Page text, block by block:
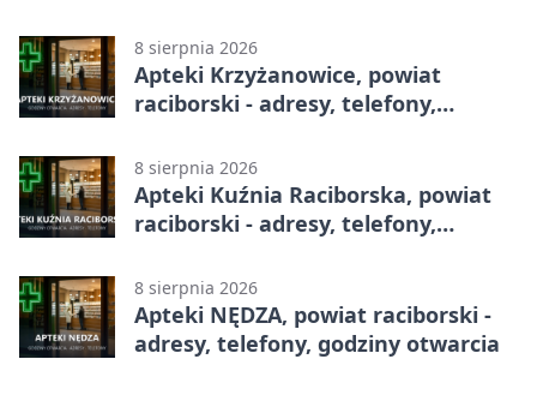
8 sierpnia 2026
Apteki Krzyżanowice, powiat
raciborski - adresy, telefony,
8 sierpnia 2026
Apteki Kuźnia Raciborska, powiat
raciborski - adresy, telefony,
8 sierpnia 2026
Apteki NĘDZA, powiat raciborski -
adresy, telefony, godziny otwarcia